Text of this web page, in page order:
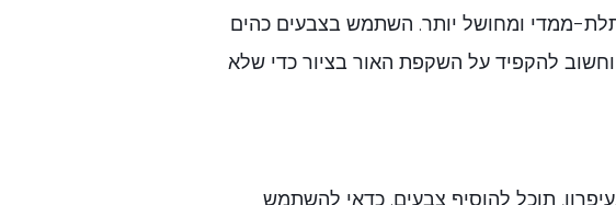
ממדי ומחושל יותר. השתמש בצבעים כהים
וחשוב להקפיד על השקפת האור בציור כדי שלא
תוכל להוסיף צבעים. כדאי להשתמש